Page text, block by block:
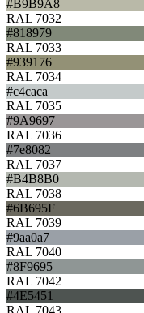
#B9B9A8
RAL 7032
#818979
RAL 7033
#939176
RAL 7034
#c4caca
RAL 7035
#9A9697
RAL 7036
#7e8082
RAL 7037
#B4B8B0
RAL 7038
#6B695F
RAL 7039
#9aa0a7
RAL 7040
#8F9695
RAL 7042
#4E5451
RAL 7043